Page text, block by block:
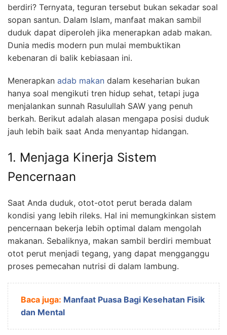
berdiri? Ternyata, teguran tersebut bukan sekadar soal
sopan santun. Dalam Islam, manfaat makan sambil
duduk dapat diperoleh jika menerapkan adab makan.
Dunia medis modern pun mulai membuktikan
kebenaran di balik kebiasaan ini.
Menerapkan adab makan dalam keseharian bukan
hanya soal mengikuti tren hidup sehat, tetapi juga
menjalankan sunnah Rasulullah SAW yang penuh
berkah. Berikut adalah alasan mengapa posisi duduk
jauh lebih baik saat Anda menyantap hidangan.
1. Menjaga Kinerja Sistem
Pencernaan
Saat Anda duduk, otot-otot perut berada dalam
kondisi yang lebih rileks. Hal ini memungkinkan sistem
pencernaan bekerja lebih optimal dalam mengolah
makanan. Sebaliknya, makan sambil berdiri membuat
otot perut menjadi tegang, yang dapat mengganggu
proses pemecahan nutrisi di dalam lambung.
Baca juga: Manfaat Puasa Bagi Kesehatan Fisik
dan Mental